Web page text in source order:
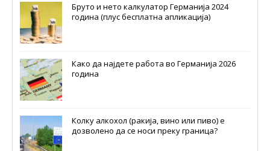
Бруто и нето калкулатор Германија 2024
година (плус бесплатна апликација)
Како да најдете работа во Германија 2026
година
Колку алкохол (ракија, вино или пиво) е
дозволено да се носи преку граница?